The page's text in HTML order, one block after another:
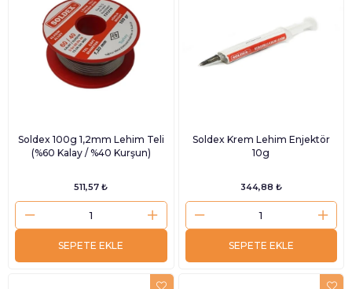
Soldex 100g 1,2mm Lehim Teli
(%60 Kalay / %40 Kurşun)
511,57 ₺
SEPETE EKLE
Soldex Krem Lehim Enjektör
10g
344,88 ₺
SEPETE EKLE